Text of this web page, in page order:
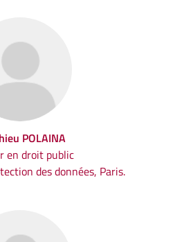
POLAINA
en droit public
des données, Paris.